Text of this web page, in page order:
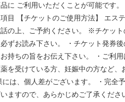
に ご利用いただくことが可能です
目 【チケットのご使用方法】 エス
の上、ご予約ください。 ※チケッ
お読み下さい。 ・チケット発券後
持ちの旨をお伝え下さい。 ・ご利
を受けている方、妊娠中の方など
には、個人差がございます。 ・完全
ますので、あらかじめご了承くだ